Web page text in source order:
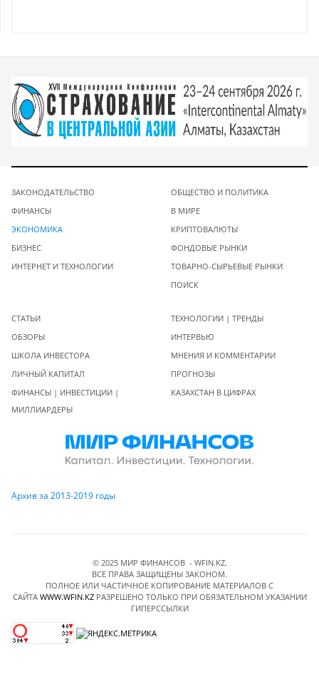
ЗАКОНОДАТЕЛЬСТВО
ФИНАНСЫ
ЭКОНОМИКА
БИЗНЕС
ИНТЕРНЕТ И ТЕХНОЛОГИИ
ОБЩЕСТВО И ПОЛИТИКА
В МИРЕ
КРИПТОВАЛЮТЫ
ФОНДОВЫЕ РЫНКИ
ТОВАРНО-СЫРЬЕВЫЕ РЫНКИ
ПОИСК
СТАТЬИ
ОБЗОРЫ
ШКОЛА ИНВЕСТОРА
ЛИЧНЫЙ КАПИТАЛ
ФИНАНСЫ | ИНВЕСТИЦИИ |
МИЛЛИАРДЕРЫ
ТЕХНОЛОГИИ | ТРЕНДЫ
ИНТЕРВЬЮ
МНЕНИЯ И КОММЕНТАРИИ
ПРОГНОЗЫ
КАЗАХСТАН В ЦИФРАХ
Архив за 2013-2019 годы
© 2025 МИР ФИНАНСОВ - WFIN.KZ.
ВСЕ ПРАВА ЗАЩИЩЕНЫ ЗАКОНОМ.
ПОЛНОЕ ИЛИ ЧАСТИЧНОЕ КОПИРОВАНИЕ МАТЕРИАЛОВ C
САЙТА WWW.WFIN.KZРАЗРЕШЕНО ТОЛЬКО ПРИ ОБЯЗАТЕЛЬНОМ УКАЗАНИИ
ГИПЕРССЫЛКИ